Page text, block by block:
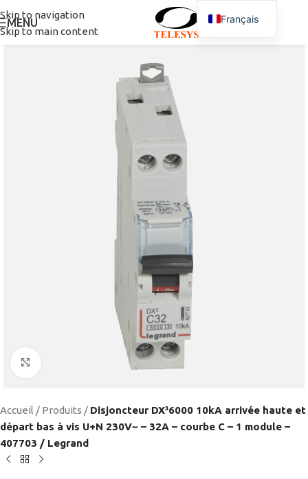
Skip to navigation
Skip to main content
MENU
Cliquez pour agrandir
Accueil / Produits / Disjoncteur DX³6000 10kA arrivée haute et
départ bas à vis U+N 230V~ – 32A – courbe C – 1 module –
407703 / Legrand
Français